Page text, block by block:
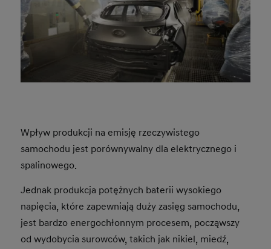
Wpływ produkcji na emisję rzeczywistego
samochodu jest porównywalny dla elektrycznego i
spalinowego.
Jednak produkcja potężnych baterii wysokiego
napięcia, które zapewniają duży zasięg samochodu,
jest bardzo energochłonnym procesem, począwszy
od wydobycia surowców, takich jak nikiel, miedź,